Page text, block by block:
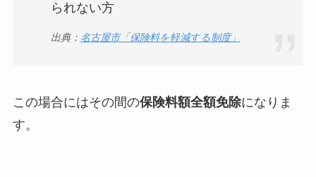
られない方
出典： 名古屋市「保険料を軽減する制度」
この場合にはその間の保険料額全額免除になりま
す。